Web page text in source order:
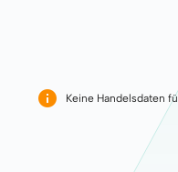
Keine Handelsdaten